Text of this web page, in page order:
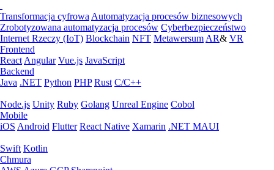
Transformacja cyfrowa Automatyzacja procesów biznesowych
Zrobotyzowana automatyzacja procesów Cyberbezpieczeństwo
Internet Rzeczy (IoT) Blockchain NFT Metawersum AR& VR
Frontend
React Angular Vue.js JavaScript
Backend
Java .NET Python PHP Rust C/C++
Node.js Unity Ruby Golang Unreal Engine Cobol
Mobile
iOS Android Flutter React Native Xamarin .NET MAUI
Swift Kotlin
Chmura